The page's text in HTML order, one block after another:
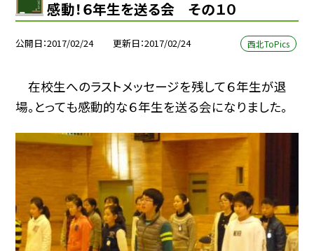
感動！６年生を送る会 その１０
公開日 2017/02/24 更新日 2017/02/24 西北ToPics
在校生へのラストメッセージを残して６年生が退
場。とっても感動的な６年生を送る会になりました。